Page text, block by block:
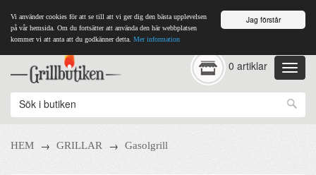
Jag förstår
Vi använder cookies för att se till att vi ger dig den bästa upplevelsen
på vår hemsida. Om du fortsätter att använda den här webbplatsen
kommer vi att anta att du godkänner detta. Mer information
0 artiklar
HEM → GRILLAR → Gasolgrill